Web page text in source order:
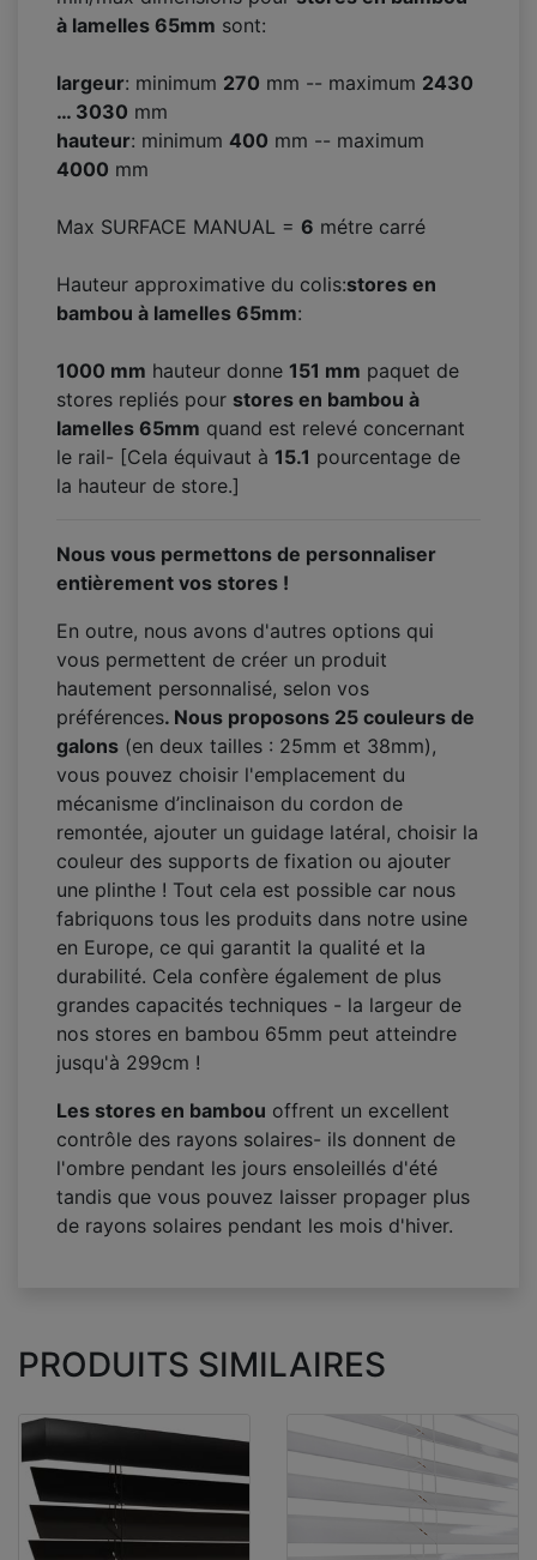
à lamelles 65mm sont:
largeur: minimum 270 mm -- maximum 2430
… 3030 mm
hauteur: minimum 400 mm -- maximum
4000 mm
Max SURFACE MANUAL = 6 métre carré
Hauteur approximative du colis:stores en
bambou à lamelles 65mm:
1000 mm hauteur donne 151 mm paquet de
stores repliés pour stores en bambou à
lamelles 65mm quand est relevé concernant
le rail- [Cela équivaut à 15.1 pourcentage de
la hauteur de store.]
Nous vous permettons de personnaliser
entièrement vos stores !
En outre, nous avons d'autres options qui
vous permettent de créer un produit
hautement personnalisé, selon vos
préférences. Nous proposons 25 couleurs de
galons (en deux tailles : 25mm et 38mm),
vous pouvez choisir l'emplacement du
mécanisme d’inclinaison du cordon de
remontée, ajouter un guidage latéral, choisir la
couleur des supports de fixation ou ajouter
une plinthe ! Tout cela est possible car nous
fabriquons tous les produits dans notre usine
en Europe, ce qui garantit la qualité et la
durabilité. Cela confère également de plus
grandes capacités techniques - la largeur de
nos stores en bambou 65mm peut atteindre
jusqu'à 299cm !
Les stores en bambou offrent un excellent
contrôle des rayons solaires- ils donnent de
l'ombre pendant les jours ensoleillés d'été
tandis que vous pouvez laisser propager plus
de rayons solaires pendant les mois d'hiver.
PRODUITS SIMILAIRES